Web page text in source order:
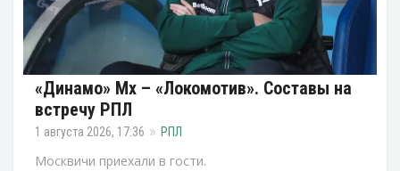
«Динамо» Мх – «Локомотив». Составы на
встречу РПЛ
1 августа 2026, 17:36 РПЛ
Москвичи приехали в гости.